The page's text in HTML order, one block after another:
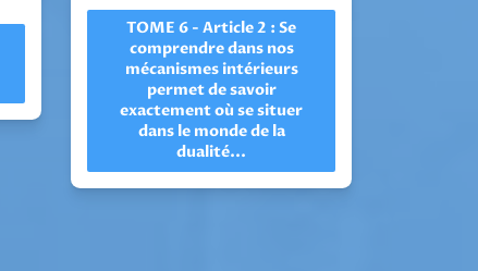
TOME 6 - Article 2 : Se
comprendre dans nos
mécanismes intérieurs
permet de savoir
exactement où se situer
dans le monde de la
dualité...